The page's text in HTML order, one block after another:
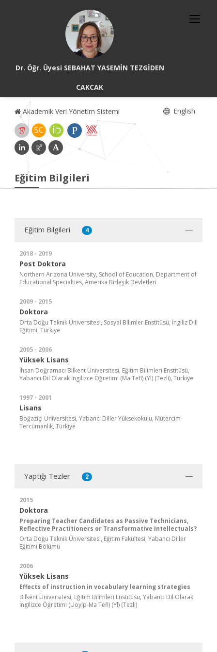
Dr. Öğr. Üyesi SEBAHAT YASEMİN TEZGİDEN
CAKCAK
Akademik Veri Yönetim Sistemi English
Eğitim Bilgileri
Eğitim Bilgileri 4
2018 - 2019
Post Doktora
Northern Arizona University, School of Education, Department of
Educational Specialties, Amerika Birleşik Devletleri
2009 - 2015
Doktora
Orta Doğu Teknik Üniversitesi, Sosyal Bilimler Enstitüsü, İngiliz Dili
Eğitimi, Türkiye
2005 - 2006
Yüksek Lisans
İhsan Doğramacı Bilkent Üniversitesi, Eğitim Bilimleri Enstitüsü,
Yabancı Dil Olarak İngilizce Öğretimi (Ma Tefl) (Yl) (Tezli), Türkiye
1997 - 2001
Lisans
Boğaziçi Üniversitesi, Yabancı Diller Yüksekokulu, Mütercim-
Tercümanlık, Türkiye
Yaptığı Tezler 2
2015
Doktora
Preparing Teacher Candidates as Passive Technicians,
Reflective Practitioners or Transformative Intellectuals?
Orta Doğu Teknik Üniversitesi, Eğitim Fakültesi, Yabancı Diller
Eğitimi Bölümü
2006
Yüksek Lisans
Effects of instruction in vocabulary learning strategies
Bilkent Üniversitesi, Eğitim Bilimleri Enstitüsü, Yabancı Dil Olarak
İngilizce Öğretimi (Uoylp-Ma Tefl) (Yl) (Tezli)